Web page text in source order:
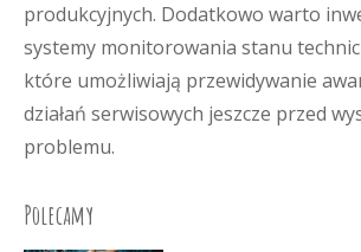
produkcyjnych. Dodatkowo warto
systemy monitorowania stanu
które umożliwiają przewidywanie
działań serwisowych jeszcze przed
problemu.
Polecamy